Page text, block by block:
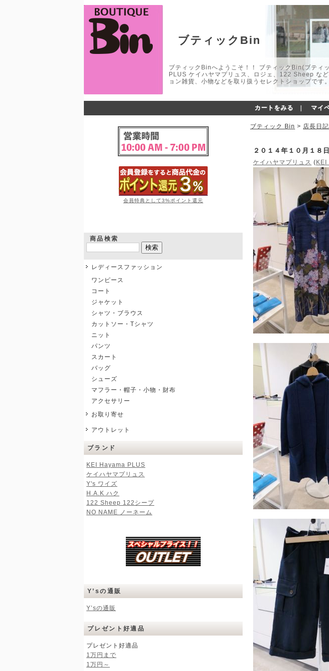
ブティックBin
ブティックBinへようこそ！！ ブティックBin(ブテ
PLUS ケイハヤマプリュス、ロジェ、122 Sheep な
ョン雑貨、小物などを取り扱うセレクトショップで
カートをみる マイ
会員特典として3%ポイント還元
商品検索
レディースファッション
ワンピース
コート
ジャケット
シャツ・ブラウス
カットソー・Tシャツ
ニット
パンツ
スカート
バッグ
シューズ
マフラー・帽子・小物・財布
アクセサリー
お取り寄せ
アウトレット
ブランド
KEI Hayama PLUS
ケイハヤマプリュス
Y's ワイズ
H.A.K ハク
122 Sheep 122シープ
NO NAME ノーネーム
Y’sの通販
Y’sの通販
プレゼント好適品
プレゼント好適品
1万円まで
1万円～
ブティック Bin > 店長日記
２０１４年１０月１８日
ケイハヤマプリュス (